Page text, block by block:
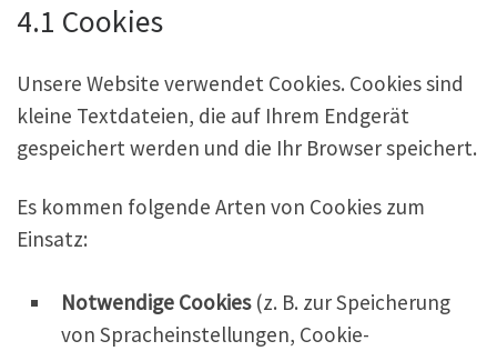
4.1 Cookies
Unsere Website verwendet Cookies. Cookies sind
kleine Textdateien, die auf Ihrem Endgerät
gespeichert werden und die Ihr Browser speichert.
Es kommen folgende Arten von Cookies zum
Einsatz:
Notwendige Cookies(z. B. zur Speicherung
von Spracheinstellungen, Cookie-